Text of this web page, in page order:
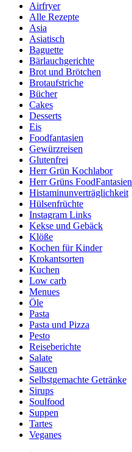
Airfryer
Alle Rezepte
Asia
Asiatisch
Baguette
Bärlauchgerichte
Brot und Brötchen
Brotaufstriche
Bücher
Cakes
Desserts
Eis
Foodfantasien
Gewürzreisen
Glutenfrei
Herr Grün Kochlabor
Herr Grüns FoodFantasien
Histaminunverträglichkeit
Hülsenfrüchte
Instagram Links
Kekse und Gebäck
Klöße
Kochen für Kinder
Krokantsorten
Kuchen
Low carb
Menues
Öle
Pasta
Pasta und Pizza
Pesto
Reiseberichte
Salate
Saucen
Selbstgemachte Getränke
Sirups
Soulfood
Suppen
Tartes
Veganes